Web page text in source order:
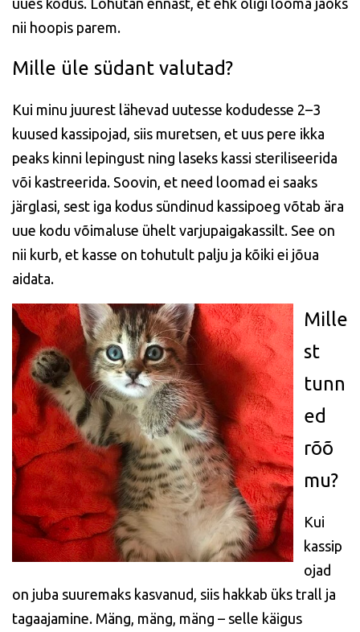
uues kodus. Lohutan ennast, et ehk oligi looma jaoks
nii hoopis parem.
Mille üle südant valutad?
Kui minu juurest lähevad uutesse kodudesse 2–3
kuused kassipojad, siis muretsen, et uus pere ikka
peaks kinni lepingust ning laseks kassi steriliseerida
või kastreerida. Soovin, et need loomad ei saaks
järglasi, sest iga kodus sündinud kassipoeg võtab ära
uue kodu võimaluse ühelt varjupaigakassilt. See on
nii kurb, et kasse on tohutult palju ja kõiki ei jõua
aidata.
Mille
st
tunn
ed
rõõ
mu?
Kui
kassip
ojad
on juba suuremaks kasvanud, siis hakkab üks trall ja
tagaajamine. Mäng, mäng, mäng – selle käigus